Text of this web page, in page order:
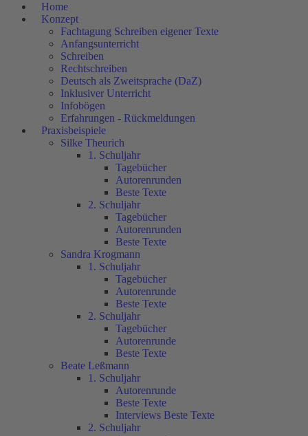
Home
Konzept
Fachtagung Schreiben eigener Texte
Anfangsunterricht
Schreiben
Rechtschreiben
Deutsch als Zweitsprache (DaZ)
Inklusiver Unterricht
Infobögen
Erfahrungen - Rückmeldungen
Praxisbeispiele
Silke Theurich
1. Schuljahr
Tagebücher
Autorenrunden
Beste Texte
2. Schuljahr
Tagebücher
Autorenrunden
Beste Texte
Sandra Krogmann
1. Schuljahr
Tagebücher
Autorenrunde
Beste Texte
2. Schuljahr
Tagebücher
Autorenrunde
Beste Texte
Beate Leßmann
1. Schuljahr
Autorenrunde
Beste Texte
Interviews Beste Texte
2. Schuljahr